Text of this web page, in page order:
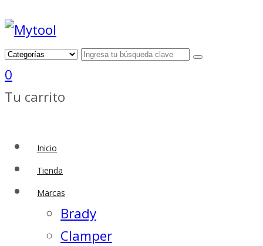
0
Tu carrito
Inicio
Tienda
Marcas
Brady
Clamper